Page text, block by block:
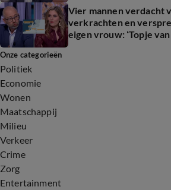
Vier mannen verdacht
verkrachten en
eigen vrouw: ‘Topje
Onze categorieën
Politiek
Economie
Wonen
Maatschappij
Milieu
Verkeer
Crime
Zorg
Entertainment